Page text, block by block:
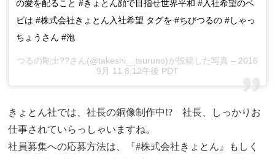
の愛を配ること #きょとん顔で目指せ世界平和 #入社希望のベ
ビは #株式会社きょとん入社希望 タグを #ちびつるの #しゃっ
ちょうさん #泡
つるの剛士??さん(@takeshi__tsuruno)が投稿した写真 – 2016
9月 11 8:12午後 PDT
きょとん社では、社長の銅像制作中!? 社長、しっかりお
仕事されていらっしゃいますね。
社員募集への応募方法は、『#株式会社きょとん』もしく